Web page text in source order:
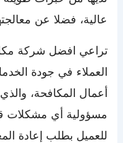
عالية، فضلا عن
تراعي افضل شركة
العملاء في جودة
أعمال المكافحة،
مسؤولية أي مشكلات
للعميل بطلب إعادة